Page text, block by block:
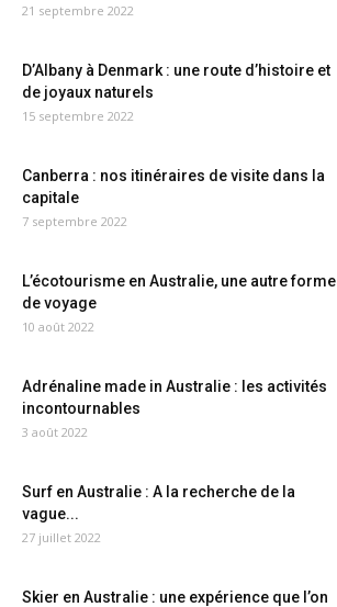
21 septembre 2022
D’Albany à Denmark : une route d’histoire et
de joyaux naturels
15 septembre 2022
Canberra : nos itinéraires de visite dans la
capitale
7 septembre 2022
L’écotourisme en Australie, une autre forme
de voyage
10 août 2022
Adrénaline made in Australie : les activités
incontournables
3 août 2022
Surf en Australie : A la recherche de la
vague...
27 juillet 2022
Skier en Australie : une expérience que l’on